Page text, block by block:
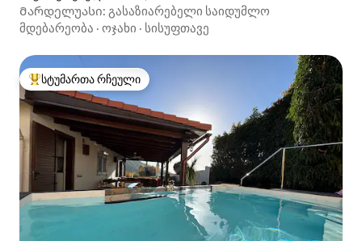
Მარდელუასი: გასაზიარებელი საიდუმლო
მდებარეობა · ოჯახი · სისუფთავე
სტუმართა რჩეული მოწინავე ვარიანტი
სტუმართა რჩეული